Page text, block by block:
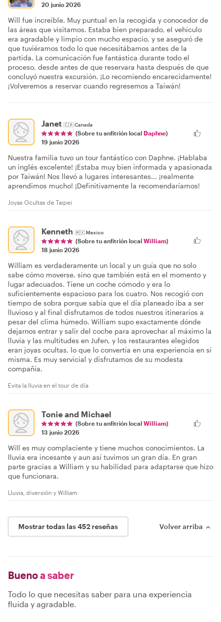
20 junio 2026
Will fue increíble. Muy puntual en la recogida y conocedor de
las áreas que visitamos. Estaba bien preparado, el vehículo
era agradable y limpio con mucho espacio, y se aseguró de
que tuviéramos todo lo que necesitábamos antes de la
partida. La comunicación fue fantástica durante todo el
proceso, desde antes de que reservara hasta después de que
concluyó nuestra excursión. ¡Lo recomiendo encarecidamente!
¡Volveremos a reservar cuando regresemos a Taiwán!
Janet 🇨🇦Canada
(Sobre tu anfitrión local Daphne)
19 junio 2026
Nuestra familia tuvo un tour fantástico con Daphne. ¡Hablaba
un inglés excelente! ¡Estaba muy bien informada y apasionada
por Taiwán! Nos llevó a lugares interesantes... ¡realmente
aprendimos mucho! ¡Definitivamente la recomendaríamos!
Joyas Ocultas de Taipei
Kenneth 🇲🇽Mexico
(Sobre tu anfitrión local William)
18 junio 2026
William es verdaderamente un local y un guía que no solo
sabe cómo moverse, sino que también está en el momento y
lugar adecuados. Tiene un coche cómodo y era lo
suficientemente espacioso para los cuatro. Nos recogió con
tiempo de sobra porque sabía que el día planeado iba a ser
lluvioso y al final disfrutamos de todos nuestros itinerarios a
pesar del clima húmedo. William supo exactamente dónde
dejarnos entrar y salir del coche para aprovechar al máximo la
lluvia y las multitudes en Jufen, y los restaurantes elegidos
eran joyas ocultas, lo que lo convertía en una experiencia en sí
misma. Es muy servicial y disfrutamos de su modesta
compañía.
Evita la lluvia en el tour de día
Tonie and Michael
(Sobre tu anfitrión local William)
13 junio 2026
Will es muy complaciente y tiene muchos conocimientos. La
lluvia era incesante y aun así tuvimos un gran día. En gran
parte gracias a William y su habilidad para adaptarse que hizo
que funcionara.
Lluvia, diversión y William
Mostrar todas las 452 reseñas Volver arriba
Buenoa saber
Todo lo que necesitas saber para una experiencia
fluida y agradable.